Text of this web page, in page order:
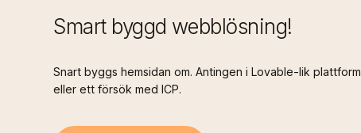
Smart byggd webblösning!
Snart byggs hemsidan om. Antingen i Lovable-lik plattform
eller ett försök med ICP.